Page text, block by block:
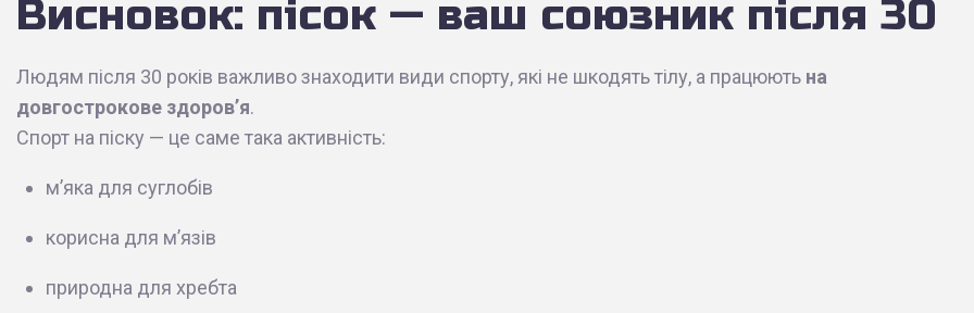
Висновок: пісок — ваш союзник після 30
Людям після 30 років важливо знаходити види спорту, які не шкодять тілу, а працюють на
довгострокове здоров’я.
Спорт на піску — це саме така активність:
м’яка для суглобів
корисна для м’язів
природна для хребта